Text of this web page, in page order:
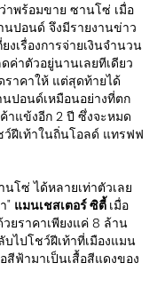
าพร้อมขาย ซานโซ่ เมื่อ
นปอนด์ จึงมีรายงานข่าว
งเรื่องการจ่ายเงินจำนวน
ค่าตัวอยู่นานเลยทีเดียว
ราคาให้ แต่สุดท้ายได้
ปอนด์เหมือนอย่างที่ตก
าแข้งอีก 2 ปี ซึ่งจะหมด
ว์ฝีเท้าในถิ่นโอลด์ แทรฟฟ
โซ่ ได้หลายเท่าตัวเลย
" แมนเชสเตอร์ ซิตี้ เมื่อ
ยราคาเพียงแค่ 8 ล้าน
ไปโชว์ฝีเท้าที่เมืองแมน
สีฟ้ามาเป็นเสื้อสีแดงของ